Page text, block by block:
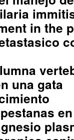
in the
una gata